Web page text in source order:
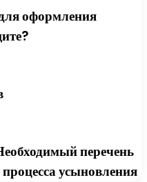
оформления
перечень
усыновления